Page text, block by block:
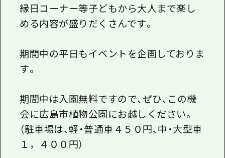
縁日コーナー等子どもから大人まで楽し
める内容が盛りだくさんです。
期間中の平日もイベントを企画しておりま
す。
期間中は入園無料ですので、ぜひ、この機
会に広島市植物公園にお越しください。
（駐車場は、軽・普通車４５０円、中・大型車
１，４００円）